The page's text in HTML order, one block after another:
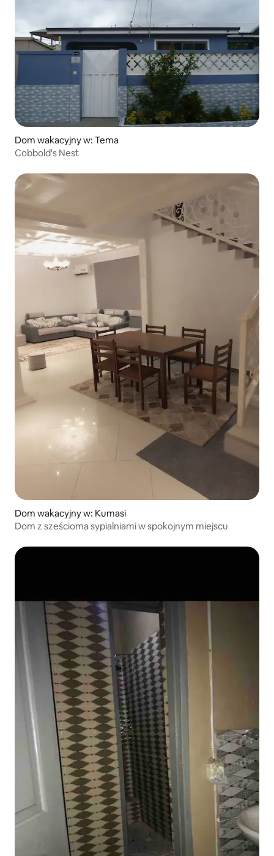
Dom wakacyjny w: Tema
Cobbold's Nest
Dom wakacyjny w: Kumasi
Dom z sześcioma sypialniami w spokojnym miejscu